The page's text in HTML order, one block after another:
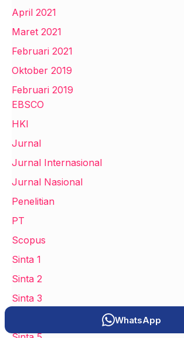
April 2021
Maret 2021
Februari 2021
Oktober 2019
Februari 2019
EBSCO
HKI
Jurnal
Jurnal Internasional
Jurnal Nasional
Penelitian
PT
Scopus
Sinta 1
Sinta 2
Sinta 3
WhatsApp